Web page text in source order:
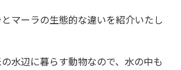
マーラの生態的な違いを紹介いたし
水辺に暮らす動物なので、水の中も